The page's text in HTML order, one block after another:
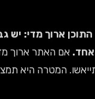
מדי: יש גבול
האתר ארוך מדי
היא תמציתיות